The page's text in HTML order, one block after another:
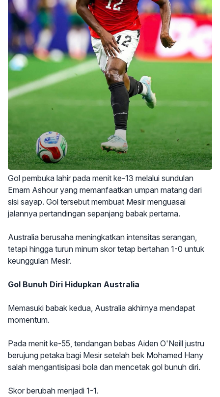
Gol pembuka lahir pada menit ke-13 melalui sundulan
Emam Ashour yang memanfaatkan umpan matang dari
sisi sayap. Gol tersebut membuat Mesir menguasai
jalannya pertandingan sepanjang babak pertama.
Australia berusaha meningkatkan intensitas serangan,
tetapi hingga turun minum skor tetap bertahan 1-0 untuk
keunggulan Mesir.
Gol Bunuh Diri Hidupkan Australia
Memasuki babak kedua, Australia akhirnya mendapat
momentum.
Pada menit ke-55, tendangan bebas Aiden O'Neill justru
berujung petaka bagi Mesir setelah bek Mohamed Hany
salah mengantisipasi bola dan mencetak gol bunuh diri.
Skor berubah menjadi 1-1.